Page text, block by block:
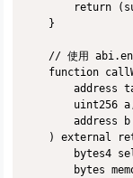
return
    }
// 使用
function
address
uint256
        address b
) external
bytes4
bytes